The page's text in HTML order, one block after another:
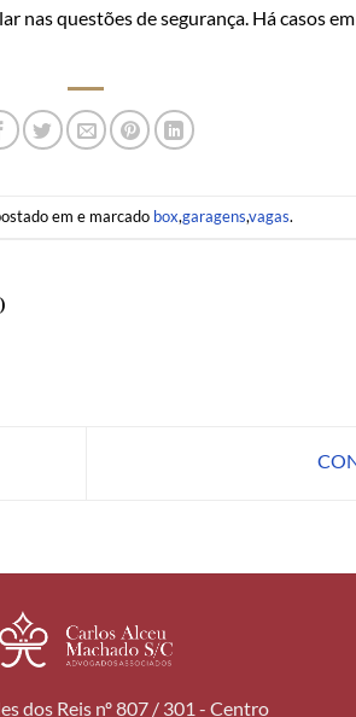
nas questões de segurança. Há casos
em e marcado box,garagens,vagas.
dos Reis nº 807 / 301 - Centro